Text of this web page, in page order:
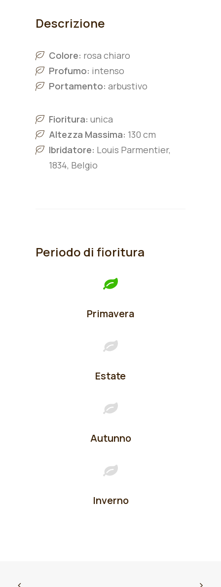
Descrizione
Colore: rosa chiaro
Profumo: intenso
Portamento: arbustivo
Fioritura: unica
Altezza Massima: 130 cm
Ibridatore: Louis Parmentier,
1834, Belgio
Periodo di fioritura
Primavera
Estate
Autunno
Inverno